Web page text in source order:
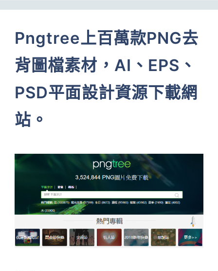
Pngtree上百萬款PNG去
背圖檔素材，AI、EPS、
PSD平面設計資源下載網
站。